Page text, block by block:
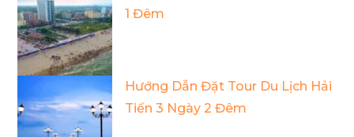
1 Đêm
Hướng Dẫn Đặt Tour Du Lịch Hải
Tiến 3 Ngày 2 Đêm